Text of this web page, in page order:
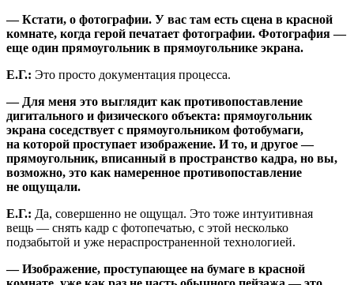
— Кстати, о фотографии. У вас там есть сцена в красной
комнате, когда герой печатает фотографии. Фотография —
еще один прямоугольник в прямоугольнике экрана.
Е.Г.: Это просто документация процесса.
— Для меня это выглядит как противопоставление
дигитального и физического объекта: прямоугольник
экрана соседствует с прямоугольником фотобумаги,
на которой проступает изображение. И то, и другое —
прямоугольник, вписанный в пространство кадра, но вы,
возможно, это как намеренное противопоставление
не ощущали.
Е.Г.: Да, совершенно не ощущал. Это тоже интуитивная
вещь — снять кадр с фотопечатью, с этой несколько
подзабытой и уже нераспространенной технологией.
— Изображение, проступающее на бумаге в красной